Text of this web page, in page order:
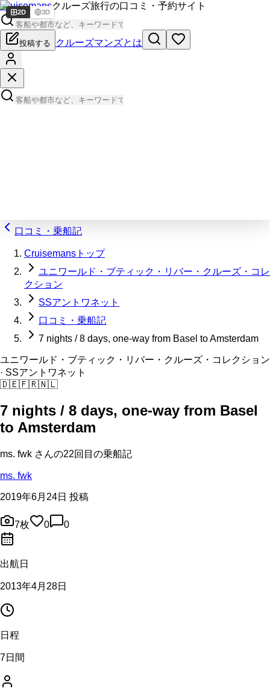
Cruisemansクルーズ旅行の口コミ・予約サイト
投稿する クルーズマンズとは
口コミ・乗船記
Cruisemansトップ
ユニワールド・ブティック・リバー・クルーズ・コレ
クション
SSアントワネット
口コミ・乗船記
7 nights / 8 days, one-way from Basel to Amsterdam
ユニワールド・ブティック・リバー・クルーズ・コレクション
· SSアントワネット
🇩🇪🇫🇷🇳🇱
7 nights / 8 days, one-way from Basel
to Amsterdam
ms. fwk さんの22回目の乗船記
ms. fwk
2019年6月24日 投稿
7枚 0 0
出航日
2013年4月28日
日程
7日間
2D 3D